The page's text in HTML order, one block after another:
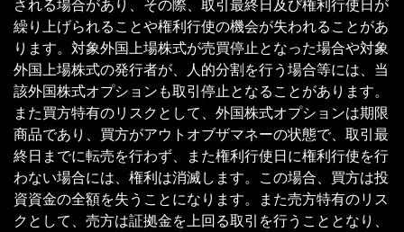
される場合があり、その際、取引最終日及び権利行使日が
繰り上げられることや権利行使の機会が失われることがあ
ります。対象外国上場株式が売買停止となった場合や対象
外国上場株式の発行者が、人的分割を行う場合等には、当
該外国株式オプションも取引停止となることがあります。
また買方特有のリスクとして、外国株式オプションは期限
商品であり、買方がアウトオブザマネーの状態で、取引最
終日までに転売を行わず、また権利行使日に権利行使を行
わない場合には、権利は消滅します。この場合、買方は投
資資金の全額を失うことになります。また売方特有のリス
クとして、売方は証拠金を上回る取引を行うこととなり、